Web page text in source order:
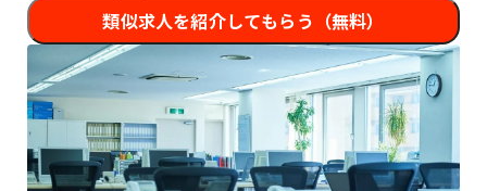
類似求人を紹介してもらう（無料）